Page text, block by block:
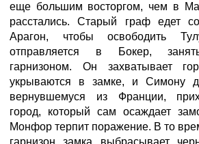
еще большим восторгом, чем в
расстались. Старый граф едет
Арагон, чтобы освободить
отправляется в Бокер,
гарнизоном. Он захватывает
укрываются в замке, и Симону
вернувшемуся из Франции,
город, который сам осаждает
Монфор терпит поражение. В то
гарнизон замка выбрасывает